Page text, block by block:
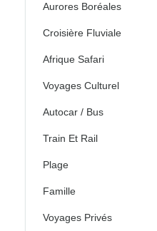
Aurores Boréales
Croisière Fluviale
Afrique Safari
Voyages Culturel
Autocar / Bus
Train Et Rail
Plage
Famille
Voyages Privés